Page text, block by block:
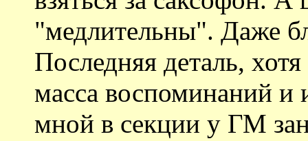
"медлительны". Даже
Последняя деталь,
масса воспоминаний и
мной в секции у ГМ